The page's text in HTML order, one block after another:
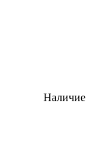
Наличие